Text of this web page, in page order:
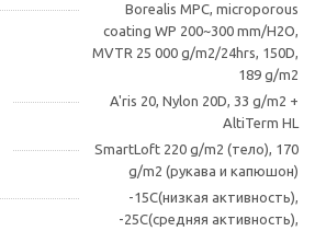
Borealis MPC, microporous
coating WP 200~300 mm/H2O,
MVTR 25 000 g/m2/24hrs, 150D,
189 g/m2
A'ris 20, Nylon 20D, 33 g/m2 +
AltiTerm HL
SmartLoft 220 g/m2 (тело), 170
g/m2 (рукава и капюшон)
-15С(низкая активность),
-25C(средняя активность),